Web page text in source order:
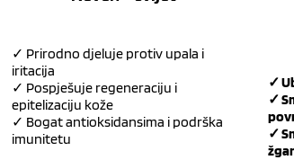
✓ Prirodno djeluje protiv upala i
iritacija
✓ Pospješuje regeneraciju i
epitelizaciju kože
✓ Bogat antioksidansima i podrška
imunitetu
✓
✓
✓